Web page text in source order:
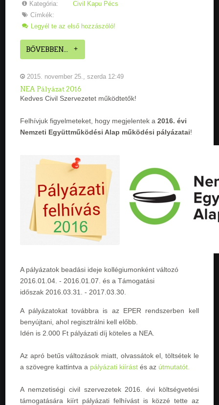
Kategória:
Civil Kapu Pécs
Címkék:
Legyél te az első hozzászóló!
BŐVEBBEN...
2015. november 25., szerda 12:49
NEA Pályázat 2016
Kedves Civil Szervezetet működtetők!
Felhívjuk figyelmeteket, hogy megjelentek a2016. évi
Nemzeti Együttműködési Alap működési pályázatai!
A pályázatok beadási ideje kollégiumonként változó
2016.01.04. - 2016.01.07 . és a Támogatási
időszak 2016.03.31. - 2017.03.30
A pályázatokat továbbra is az EPER rendszerben kell
benyújtani, ahol regisztrálni kell előbb.
Idén is 2.000 Ft pályázati díj köteles a NEA.
Az apró betűs változások miatt, olvassátok el, töltsétek le
a szövegre kattintva a pályázati kiírást és az útmutatót.
A nemzetiségi civil szervezetek 2016. évi költségvetési
támogatására kiírt pályázati felhívást is közzé tette az